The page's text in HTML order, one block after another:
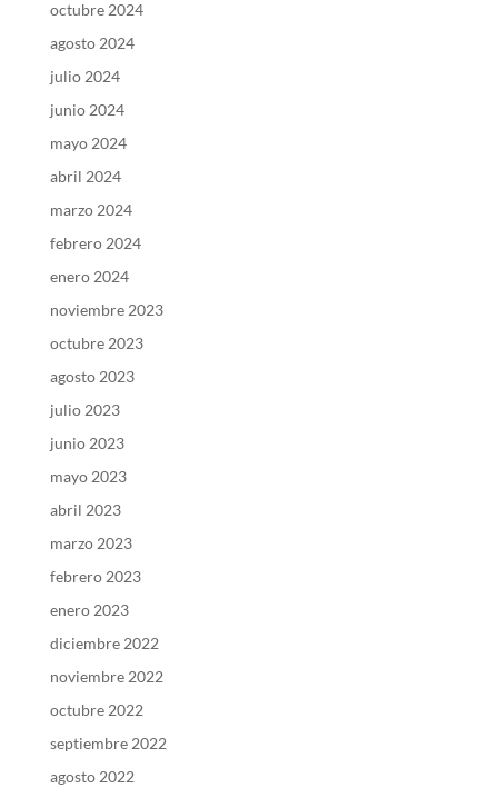
octubre 2024
agosto 2024
julio 2024
junio 2024
mayo 2024
abril 2024
marzo 2024
febrero 2024
enero 2024
noviembre 2023
octubre 2023
agosto 2023
julio 2023
junio 2023
mayo 2023
abril 2023
marzo 2023
febrero 2023
enero 2023
diciembre 2022
noviembre 2022
octubre 2022
septiembre 2022
agosto 2022